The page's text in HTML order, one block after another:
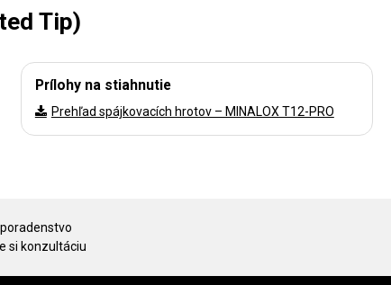
Tip)
Prílohy na stiahnutie
Prehľad spájkovacích hrotov – MINALOX T12-PRO
si konzultáciu